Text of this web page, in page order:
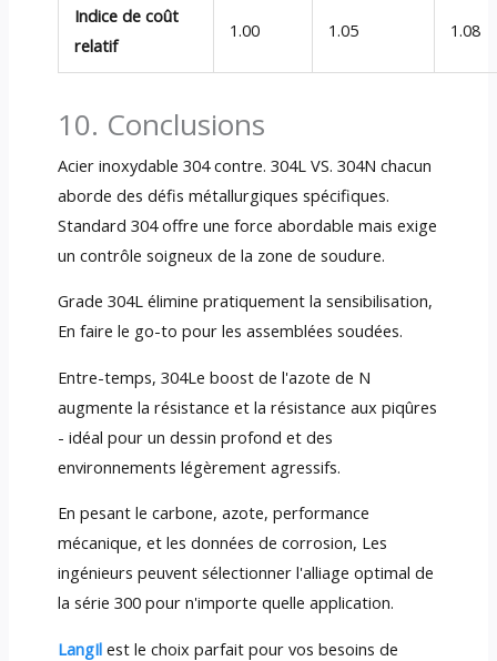
Indice de coût
relatif
1.00 1.05 1.08
10. Conclusions
Acier inoxydable 304 contre. 304L VS. 304N chacun
aborde des défis métallurgiques spécifiques.
Standard 304 offre une force abordable mais exige
un contrôle soigneux de la zone de soudure.
Grade 304L élimine pratiquement la sensibilisation,
En faire le go-to pour les assemblées soudées.
Entre-temps, 304Le boost de l'azote de N
augmente la résistance et la résistance aux piqûres
- idéal pour un dessin profond et des
environnements légèrement agressifs.
En pesant le carbone, azote, performance
mécanique, et les données de corrosion, Les
ingénieurs peuvent sélectionner l'alliage optimal de
la série 300 pour n'importe quelle application.
LangIl est le choix parfait pour vos besoins de